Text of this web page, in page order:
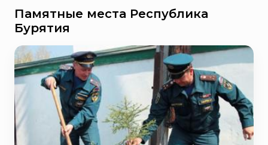
Памятные места Республика
Бурятия